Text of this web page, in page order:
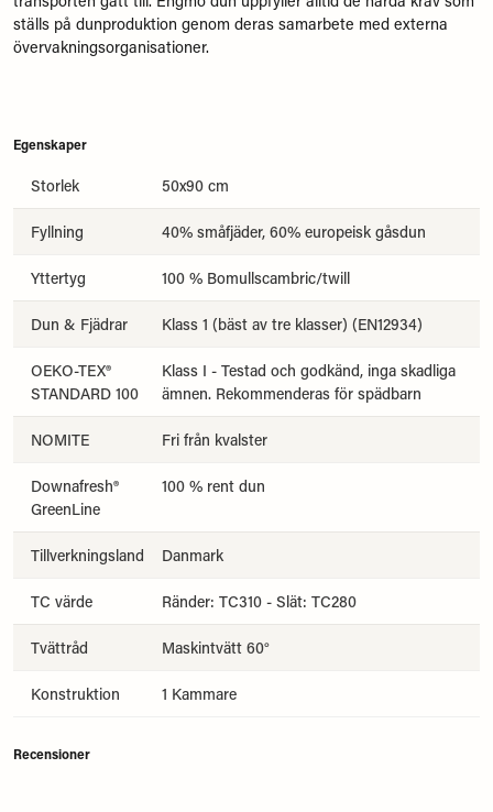
ställs på dunproduktion genom deras samarbete med externa
övervakningsorganisationer.
Egenskaper
Storlek 50x90 cm
Fyllning 40% småfjäder, 60% europeisk gåsdun
Yttertyg 100 % Bomullscambric/twill
Dun & Fjädrar Klass 1 (bäst av tre klasser) (EN12934)
OEKO-TEX®
STANDARD 100
Klass I - Testad och godkänd, inga skadliga
ämnen. Rekommenderas för spädbarn
NOMITE Fri från kvalster
Downafresh®
GreenLine
100 % rent dun
Tillverkningsland Danmark
TC värde Ränder: TC310 - Slät: TC280
Tvättråd Maskintvätt 60°
Konstruktion 1 Kammare
Recensioner